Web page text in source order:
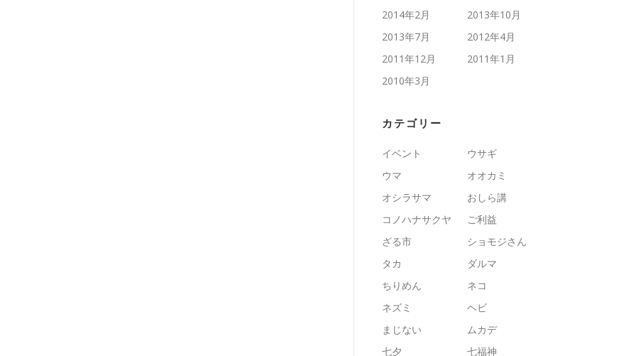
2014年2月
2013年10月
2013年7月
2012年4月
2011年12月
2011年1月
2010年3月
カテゴリー
イベント
ウサギ
ウマ
オオカミ
オシラサマ
おしら講
コノハナサクヤ
ご利益
ざる市
ショモジさん
タカ
ダルマ
ちりめん
ネコ
ネズミ
ヘビ
まじない
ムカデ
七夕
七福神